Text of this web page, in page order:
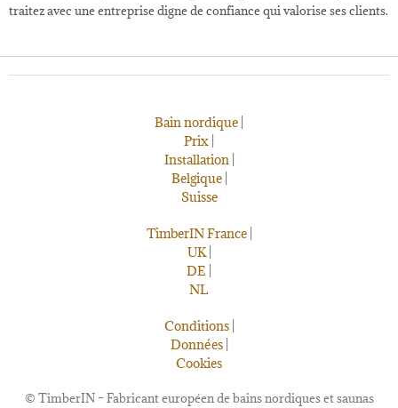
traitez avec une entreprise digne de confiance qui valorise ses clients.
Bain nordique
Prix
Installation|
Belgique|
Suisse
TimberIN France|
UK|
DE
NL
Conditions|
Données|
Cookies
© TimberIN – Fabricant européen de bains nordiques et saunas